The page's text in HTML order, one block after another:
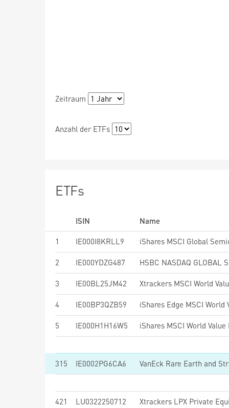
Zeitraum
Anzahl der ETFs
ETFs
ISIN
Name
1
IE000I8KRLL9
2 IE000YDZG487
3 IE00BL25JM42 Xtrackers MSCI World
4 IE00BP3QZB59
5 IE000H1H16W5
315 IE0002PG6CA6
421 LU0322250712 Xtrackers LPX Private